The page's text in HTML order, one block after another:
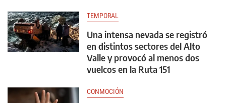
TEMPORAL
Una intensa nevada se registró
en distintos sectores del Alto
Valle y provocó al menos dos
vuelcos en la Ruta 151
CONMOCIÓN